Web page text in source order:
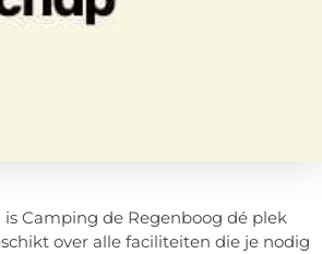
Camping de Regenboog dé plek
over alle faciliteiten die je nodig